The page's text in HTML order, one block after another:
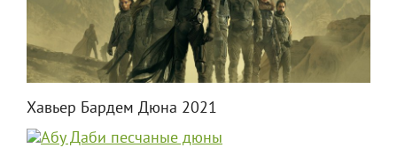
Хавьер Бардем Дюна 2021